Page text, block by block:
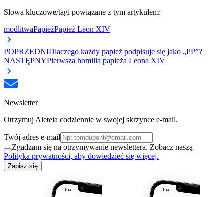
Słowa kluczowe/tagi powiązane z tym artykułem:
modlitwaPapieżPapież Leon XIV
POPRZEDNIDlaczego każdy papież podpisuje się jako „PP”?
NASTĘPNYPierwsza homilia papieża Leona XIV
Newsletter
Otrzymuj Aleteia codziennie w swojej skrzynce e-mail.
Twój adres e-mail
Zgadzam się na otrzymywanie newslettera. Zobacz naszą
Polityka prywatności, aby dowiedzieć się więcej.
Zapisz się